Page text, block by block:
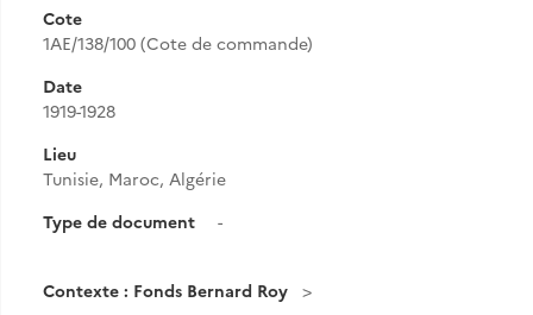
Cote
1AE/138/100 (Cote de commande)
Date
1919-1928
Lieu
Tunisie, Maroc, Algérie
Type de document
-
Contexte : Fonds Bernard Roy